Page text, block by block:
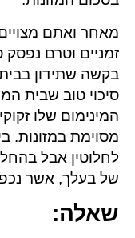
מאחר ואתם
זמניים וטרם נפסק
בקשה שתידון
סיכוי טוב שבית
המינימום שלו
מסוימת במזונות.
לחלוטין אבל
של בעלך, אשר
שאלה: